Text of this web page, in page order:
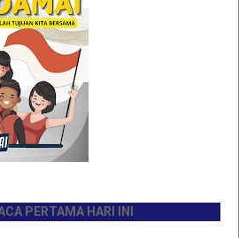
HARI INI